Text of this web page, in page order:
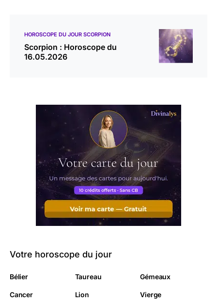
HOROSCOPE DU JOUR SCORPION
Scorpion : Horoscope du
16.05.2026
Votre horoscope du jour
Bélier Taureau Gémeaux
Cancer Lion Vierge